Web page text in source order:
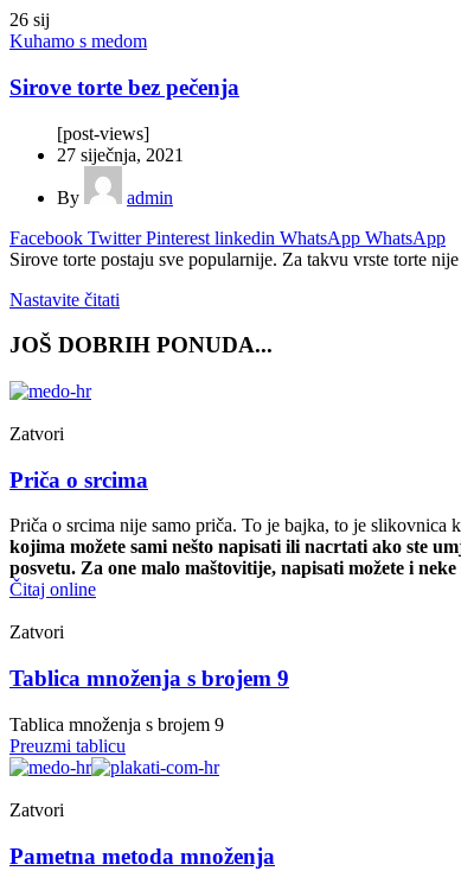
26 sij
Kuhamo s medom
Sirove torte bez pečenja
[post-views]
27 siječnja, 2021
By
admin
Facebook Twitter Pinterest linkedin WhatsApp WhatsApp
Sirove torte postaju sve popularnije. Za takvu vrste torte
Nastavite čitati
JOŠ DOBRIH PONUDA...
Zatvori
Priča o srcima
Priča o srcima nije samo priča. To je bajka, to je slikovnica
kojima možete sami nešto napisati ili nacrtati ako ste
posvetu. Za one malo maštovitije, napisati možete i
Čitaj online
Zatvori
Tablica množenja s brojem 9
Tablica množenja s brojem 9
Preuzmi tablicu
Zatvori
Pametna metoda množenja